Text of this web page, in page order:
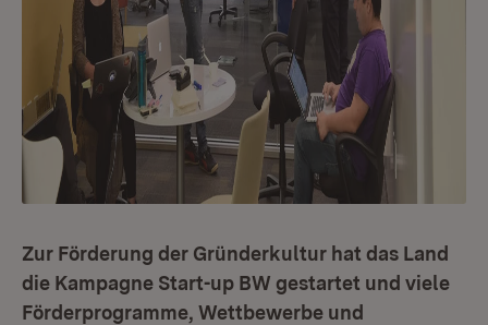
Zur Förderung der Gründerkultur hat das Land
die Kampagne Start-up BW gestartet und viele
Förderprogramme, Wettbewerbe und